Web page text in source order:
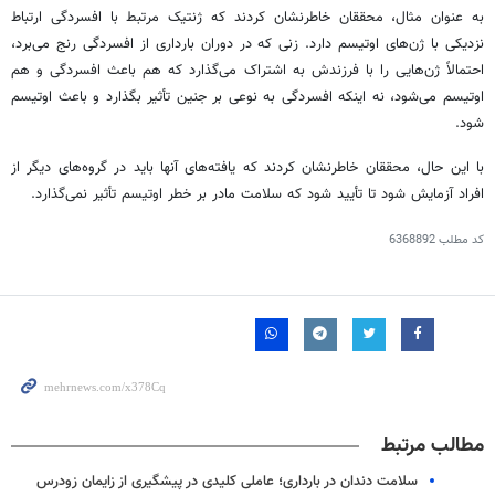
به عنوان مثال، محققان خاطرنشان کردند که ژنتیک مرتبط با افسردگی ارتباط
نزدیکی با ژن‌های اوتیسمدارد. زنی که در دوران بارداری از افسردگی رنج می‌برد،
احتمالاً ژن‌هایی را با فرزندش به اشتراک می‌گذارد که هم باعث افسردگی و هم
اوتیسم می‌شود، نه اینکه افسردگی به نوعی بر جنین تأثیر بگذارد و باعث اوتیسم
شود.
با این حال، محققان خاطرنشان کردند که یافته‌های آنها باید در گروه‌های دیگر از
افراد آزمایش شود تا تأیید شود که سلامت مادر بر خطر اوتیسم تأثیر نمی‌گذارد.
کد مطلب6368892
مطالب مرتبط
سلامت دندان در بارداری؛ عاملی کلیدی در پیشگیری از زایمان زودرس